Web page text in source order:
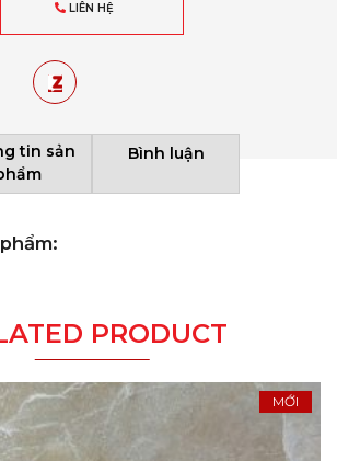
LIÊN HỆ
tin sản
Bình luận
PRODUCT
MỚI